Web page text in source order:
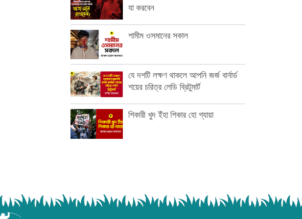
যা করবেন
শামীম ওসমানের সকাল
যে দশটি লক্ষণ থাকলে আপনি জর্জ বার্নার্ড
শয়ের চরিত্র লেডি ব্রিটুমার্ট
শিকারী খুদ ইঁহা শিকার হো গ্যায়া